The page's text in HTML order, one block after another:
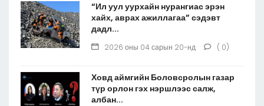
“Ил уул уурхайн нурангиас эрэн
хайх, аврах ажиллагаа” сэдэвт
дадл...
2026 оны 04 сарын 20-нд ( 0)
Ховд аймгийн Боловсролын газар
түр орлон гэх нэршлээс салж,
албан...